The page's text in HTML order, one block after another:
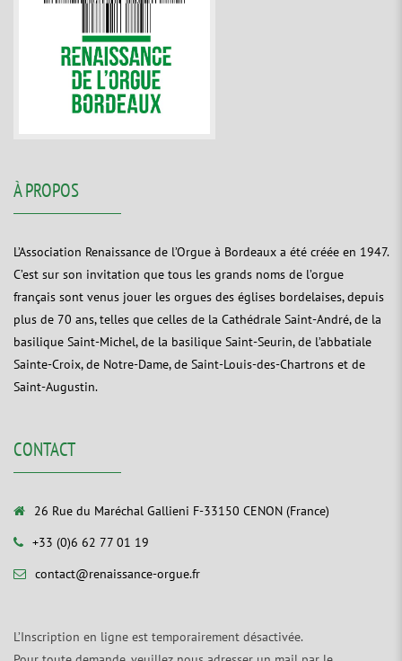
À PROPOS
L’Association Renaissance de l’Orgue à Bordeaux a été créée en 1947.
C’est sur son invitation que tous les grands noms de l’orgue
français sont venus jouer les orgues des églises bordelaises, depuis
plus de 70 ans, telles que celles de la Cathédrale Saint-André, de la
basilique Saint-Michel, de la basilique Saint-Seurin, de l’abbatiale
Sainte-Croix, de Notre-Dame, de Saint-Louis-des-Chartrons et de
Saint-Augustin.
CONTACT
26 Rue du Maréchal Gallieni F-33150 CENON (France)
+33 (0)6 62 77 01 19
contact@renaissance-orgue.fr
L’Inscription en ligne est temporairement désactivée.